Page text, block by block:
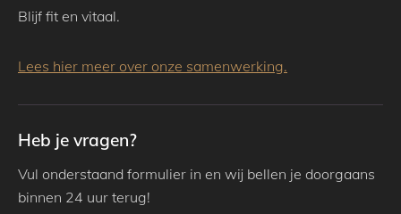
Blijf fit en vitaal.
Lees hier meer over onze samenwerking.
Heb je vragen?
Vul onderstaand formulier in en wij bellen je doorgaans
binnen 24 uur terug!